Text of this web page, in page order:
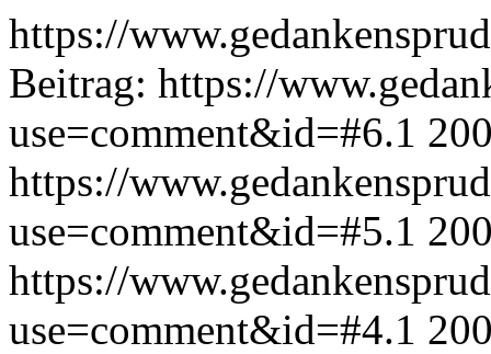
https://
Beitrag: https://
use=comment&id=#6.1
https://
use=comment&id=#5.1
https://
use=comment&id=#4.1